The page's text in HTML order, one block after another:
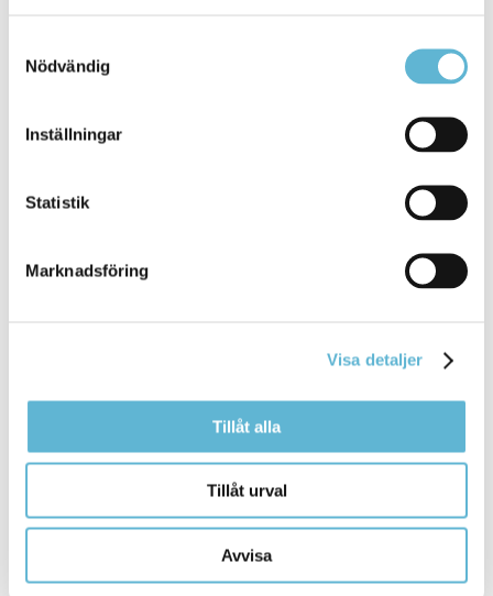
Nödvändig
Inställningar
Statistik
Marknadsföring
Visa detaljer
Tillåt alla
Tillåt urval
Avvisa
0456-82 23 55
KONTAKT
Besöksadress
Kommunhuset, Storgatan 48
Postadress